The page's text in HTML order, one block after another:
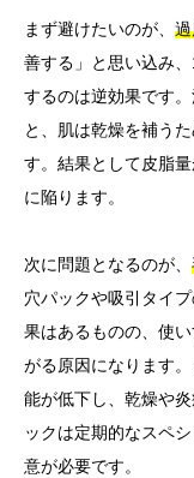
まず避けたいのが、
善する」と思い込み
するのは逆効果です
と、肌は乾燥を補う
す。結果として皮脂
に陥ります。
次に問題となるのが、
穴パックや吸引タイ
果はあるものの、使
がる原因になります
能が低下し、乾燥や
ックは定期的なスペ
意が必要です。